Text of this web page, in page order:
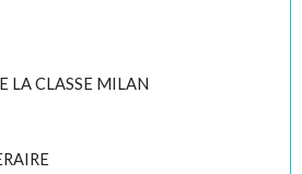
LA CLASSE MILAN